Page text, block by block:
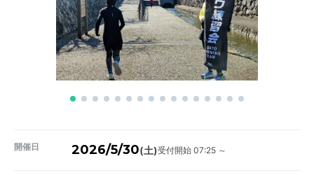
開催日 2026/5/30(土)受付開始 07:25 ～